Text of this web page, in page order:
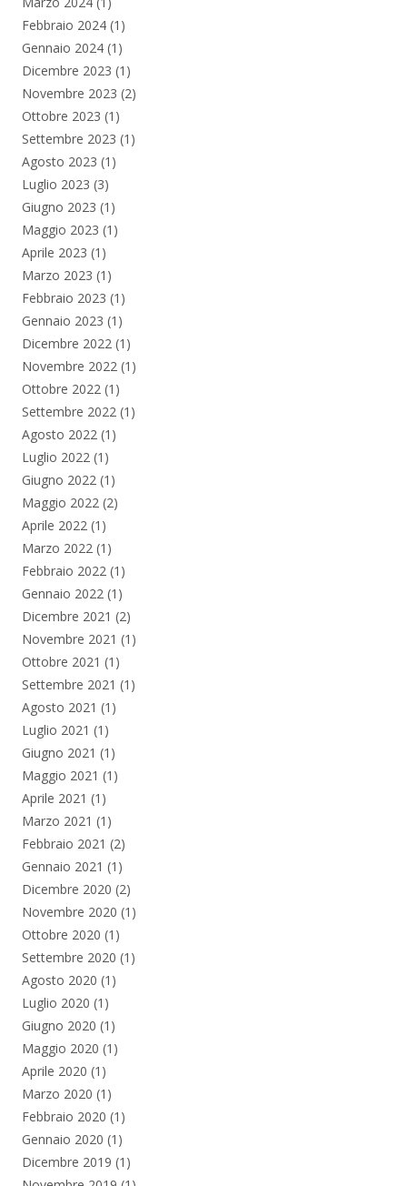
Febbraio 2024 (1)
Gennaio 2024 (1)
Dicembre 2023 (1)
Novembre 2023 (2)
Ottobre 2023 (1)
Settembre 2023 (1)
Agosto 2023 (1)
Luglio 2023 (3)
Giugno 2023 (1)
Maggio 2023 (1)
Aprile 2023 (1)
Marzo 2023 (1)
Febbraio 2023 (1)
Gennaio 2023 (1)
Dicembre 2022 (1)
Novembre 2022 (1)
Ottobre 2022 (1)
Settembre 2022 (1)
Agosto 2022 (1)
Luglio 2022 (1)
Giugno 2022 (1)
Maggio 2022 (2)
Aprile 2022 (1)
Marzo 2022 (1)
Febbraio 2022 (1)
Gennaio 2022 (1)
Dicembre 2021 (2)
Novembre 2021 (1)
Ottobre 2021 (1)
Settembre 2021 (1)
Agosto 2021 (1)
Luglio 2021 (1)
Giugno 2021 (1)
Maggio 2021 (1)
Aprile 2021 (1)
Marzo 2021 (1)
Febbraio 2021 (2)
Gennaio 2021 (1)
Dicembre 2020 (2)
Novembre 2020 (1)
Ottobre 2020 (1)
Settembre 2020 (1)
Agosto 2020 (1)
Luglio 2020 (1)
Giugno 2020 (1)
Maggio 2020 (1)
Aprile 2020 (1)
Marzo 2020 (1)
Febbraio 2020 (1)
Gennaio 2020 (1)
Dicembre 2019 (1)